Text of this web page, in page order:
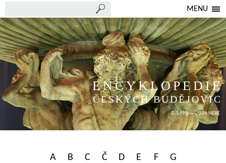
MENU
ENCYKLOPEDIE
ČESKÝCH BUDĚJOVIC
© 1998 — 2026 NEBE
A B C Č D E F
G